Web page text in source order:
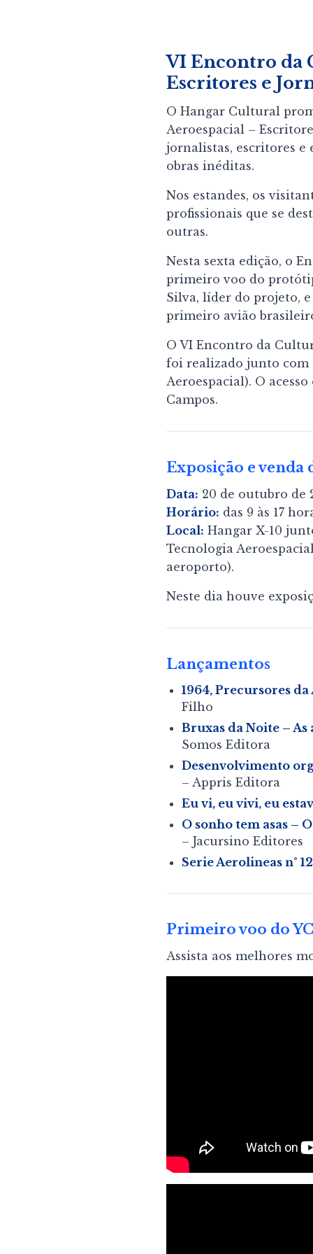
VI Encontro da
Escritores e
O Hangar Cultural
Aeroespacial –
jornalistas, escritores e
obras inéditas.
Nos estandes, os
profissionais que se
outras.
Nesta sexta edição, o
primeiro voo do
Silva, líder do projeto,
primeiro avião
O VI Encontro da
foi realizado junto com
Aeroespacial). O
Campos.
Exposição e venda
Data: 20 de outubro de
Horário: das 9 às 17
Local: Hangar X-10
Tecnologia
aeroporto).
Neste dia houve
Lançamentos
1964, Precursores
Filho
Bruxas da Noite –
Somos Editora
Desenvolvimento
– Appris Editora
Eu vi, eu vivi, eu
O sonho tem asas –
– Jacursino Editores
Serie Aerolineas n°
Primeiro voo do
Assista aos melhores